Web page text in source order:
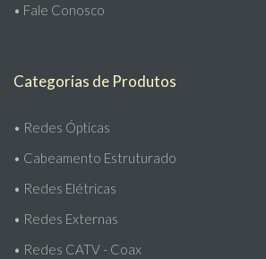
• Fale Conosco
Categorias de Produtos
• Redes Ópticas
• Cabeamento Estruturado
• Redes Elétricas
• Redes Externas
• Redes CATV - Coax